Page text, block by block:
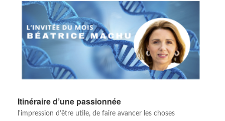
Itinéraire d’une passionnée
l'impression d’être utile, de faire avancer les choses